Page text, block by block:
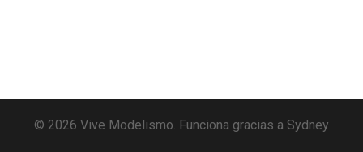
© 2026 Vive Modelismo. Funciona gracias a Sydney